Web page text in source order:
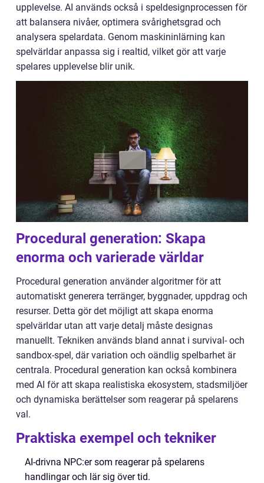
upplevelse. AI används också i speldesignprocessen för
att balansera nivåer, optimera svårighetsgrad och
analysera spelardata. Genom maskininlärning kan
spelvärldar anpassa sig i realtid, vilket gör att varje
spelares upplevelse blir unik.
Procedural generation: Skapa
enorma och varierade världar
Procedural generation använder algoritmer för att
automatiskt generera terränger, byggnader, uppdrag och
resurser. Detta gör det möjligt att skapa enorma
spelvärldar utan att varje detalj måste designas
manuellt. Tekniken används bland annat i survival- och
sandbox-spel, där variation och oändlig spelbarhet är
centrala. Procedural generation kan också kombinera
med AI för att skapa realistiska ekosystem, stadsmiljöer
och dynamiska berättelser som reagerar på spelarens
val.
Praktiska exempel och tekniker
AI-drivna NPC:er som reagerar på spelarens
handlingar och lär sig över tid.